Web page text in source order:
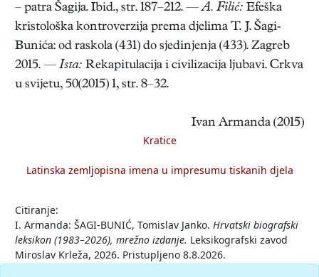
– patra Šagija. Ibid., str. 187–212. —A. Filić: Efeška
kristološka kontroverzija prema djelima T. J. Šagi-
Bunića: od raskola (431) do sjedinjenja (433). Zagreb
2015. — Ista: Rekapitulacija i civilizacija ljubavi. Crkva
u svijetu, 50(2015) 1, str. 8–32.
Ivan Armanda (2015)
Kratice
Latinska zemljopisna imena u impresumu tiskanih djela
Citiranje:
I. Armanda: ŠAGI-BUNIĆ, Tomislav Janko. Hrvatski biografski
leksikon (1983–2026), mrežno izdanje. Leksikografski zavod
Miroslav Krleža, 2026. Pristupljeno 8.8.2026.